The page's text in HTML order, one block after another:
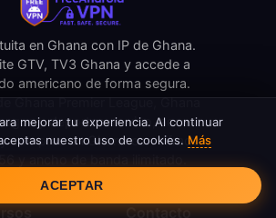
en Ghana con IP de Ghana.
GTV, TV3 Ghana y accede a
americano de forma segura.
Ghana Premier League, Ghana
y deportes en vivo, acceso
compras en Ghana con cifrado
y ancho de banda ilimitado.
Contacto
de cookies
mejorar tu experiencia. Al continuar
nuestro uso de cookies. Más
ACEPTAR